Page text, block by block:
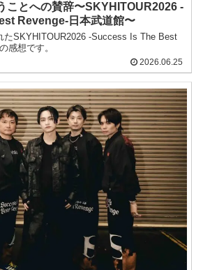
ことへの賛辞〜SKYHITOUR2026 -
Revenge-日本武道館〜
たSKYHITOUR2026 -Success Is The Best
感想です。
2026.06.25